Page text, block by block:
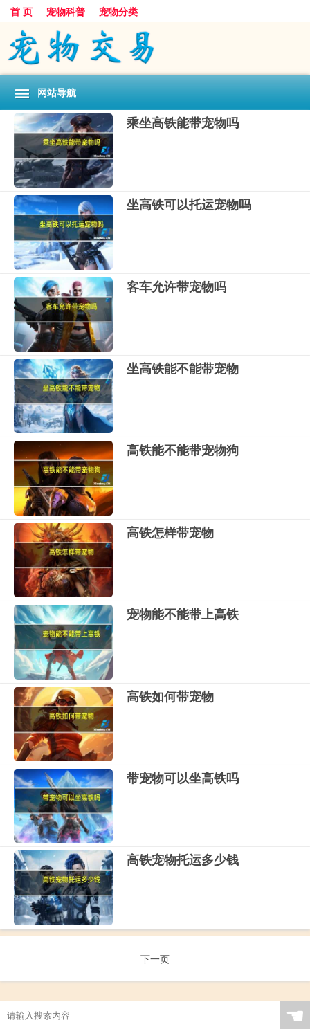
首 页 宠物科普 宠物分类
网站导航
乘坐高铁能带宠物吗
坐高铁可以托运宠物吗
客车允许带宠物吗
坐高铁能不能带宠物
高铁能不能带宠物狗
高铁怎样带宠物
宠物能不能带上高铁
高铁如何带宠物
带宠物可以坐高铁吗
高铁宠物托运多少钱
下一页
☚